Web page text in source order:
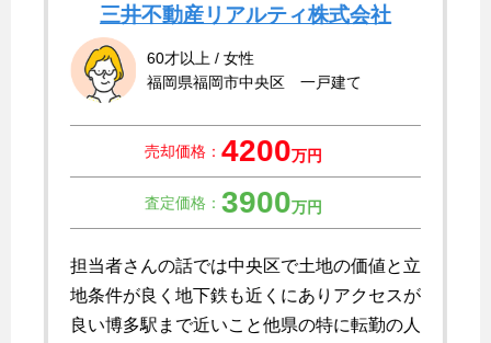
三井不動産リアルティ株式会社
60才以上 / 女性
福岡県福岡市中央区 一戸建て
売却価格： 4200万円
査定価格： 3900万円
担当者さんの話では中央区で土地の価値と立
地条件が良く地下鉄も近くにありアクセスが
良い博多駅まで近いこと他県の特に転勤の人